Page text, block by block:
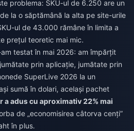
problema: SKU-ul de 6.250 are un
de la o săptămână la alta pe site-urile
ul de 43.000 rămâne în limita a
prețul teoretic mai mic.
testat în mai 2026: am împărțit
prin aplicație, jumătate prin
SuperLive 2026 la un
sumă în dolari, același pachet
a adus cu aproximativ 22% mai
de „economisirea câtorva cenți”
în plus.